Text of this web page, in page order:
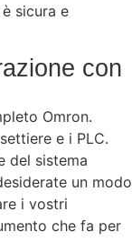
sicura e
con
Omron.
e i PLC.
del sistema
un modo
i vostri
che fa per